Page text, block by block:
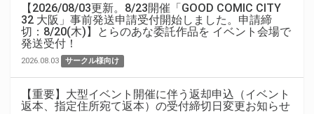
【2026/08/03更新。8/23開催「GOOD COMIC CITY
32 大阪」事前発送申請受付開始しました。申請締
切：8/20(木)】とらのあな委託作品を イベント会場で
発送受付！
2026.08.03 サークル様向け
【重要】大型イベント開催に伴う返却申込（イベント
返本、指定住所宛て返本）の受付締切日変更お知らせ